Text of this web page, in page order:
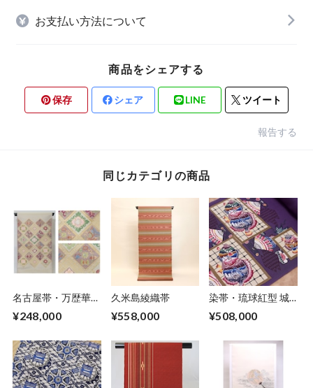
お支払い方法について
商品をシェアする
保存 シェア LINE ツイート
報告する
同じカテゴリの商品
名古屋帯・万歴華
文・帯屋捨松
¥248,000
久米島綾織帯
¥558,000
染帯・琉球紅型 城
間栄順作「石鯛に格
子」
¥508,000